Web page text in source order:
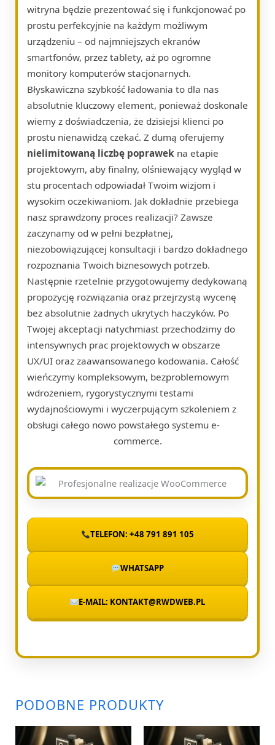
witryna będzie prezentować się i funkcjonować po
prostu perfekcyjnie na każdym możliwym
urządzeniu – od najmniejszych ekranów
smartfonów, przez tablety, aż po ogromne
monitory komputerów stacjonarnych.
Błyskawiczna szybkość ładowania to dla nas
absolutnie kluczowy element, ponieważ doskonale
wiemy z doświadczenia, że dzisiejsi klienci po
prostu nienawidzą czekać. Z dumą oferujemy
nielimitowaną liczbę poprawek na etapie
projektowym, aby finalny, olśniewający wygląd w
stu procentach odpowiadał Twoim wizjom i
wysokim oczekiwaniom. Jak dokładnie przebiega
nasz sprawdzony proces realizacji? Zawsze
zaczynamy od w pełni bezpłatnej,
niezobowiązującej konsultacji i bardzo dokładnego
rozpoznania Twoich biznesowych potrzeb.
Następnie rzetelnie przygotowujemy dedykowaną
propozycję rozwiązania oraz przejrzystą wycenę
bez absolutnie żadnych ukrytych haczyków. Po
Twojej akceptacji natychmiast przechodzimy do
intensywnych prac projektowych w obszarze
UX/UI oraz zaawansowanego kodowania. Całość
wieńczymy kompleksowym, bezproblemowym
wdrożeniem, rygorystycznymi testami
wydajnościowymi i wyczerpującym szkoleniem z
obsługi całego nowo powstałego systemu e-
commerce.
TELEFON: +48 791 891 105
WHATSAPP
E-MAIL: KONTAKT@RWDWEB.PL
PODOBNE PRODUKTY